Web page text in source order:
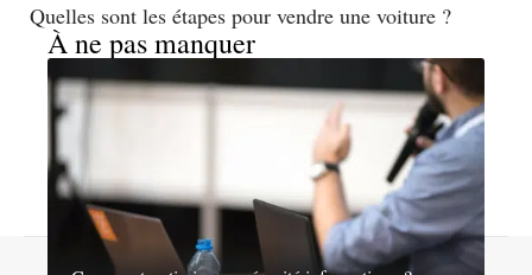
Quelles sont les étapes pour vendre une voiture ?
À ne pas manquer
Mentions légales Sitemap